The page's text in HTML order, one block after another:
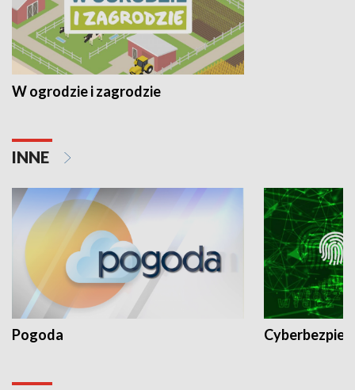
W ogrodzie i zagrodzie
INNE
Pogoda